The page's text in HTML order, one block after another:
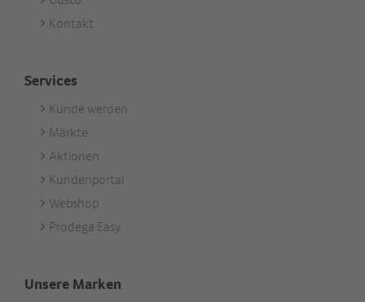
Kontakt
Services
Footer
Services
Kunde werden
Märkte
Aktionen
Kundenportal
Webshop
Prodega Easy
Unsere Marken